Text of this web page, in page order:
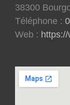
38300
Téléphone :
Web :